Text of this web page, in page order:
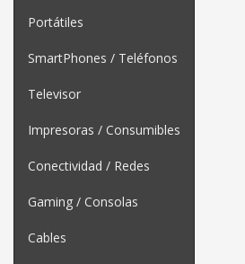
Portátiles
SmartPhones / Teléfonos
Televisor
Impresoras / Consumibles
Conectividad / Redes
Gaming / Consolas
Cables